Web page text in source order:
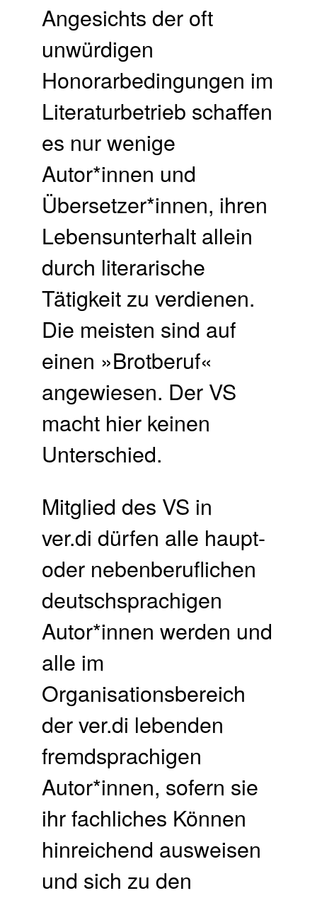
Angesichts der oft
unwürdigen
Honorarbedingungen im
Literaturbetrieb schaffen
es nur wenige
Autor*innen und
Übersetzer*innen, ihren
Lebensunterhalt allein
durch literarische
Tätigkeit zu verdienen.
Die meisten sind auf
einen »Brotberuf«
angewiesen. Der VS
macht hier keinen
Unterschied.
Mitglied des VS in
ver.di dürfen alle haupt-
oder nebenberuflichen
deutschsprachigen
Autor*innen werden und
alle im
Organisationsbereich
der ver.di lebenden
fremdsprachigen
Autor*innen, sofern sie
ihr fachliches Können
hinreichend ausweisen
und sich zu den